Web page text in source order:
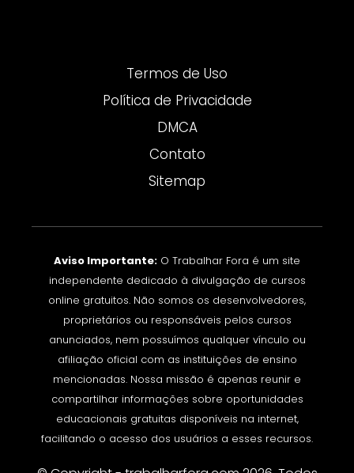
Termos de Uso
Política de Privacidade
DMCA
Contato
Sitemap
Aviso Importante: O Trabalhar Fora é um site
independente dedicado à divulgação de cursos
online gratuitos. Não somos os desenvolvedores,
proprietários ou responsáveis pelos cursos
anunciados, nem possuímos qualquer vínculo ou
afiliação oficial com as instituições de ensino
mencionadas. Nossa missão é apenas reunir e
compartilhar informações sobre oportunidades
educacionais gratuitas disponíveis na internet,
facilitando o acesso dos usuários a esses recursos.